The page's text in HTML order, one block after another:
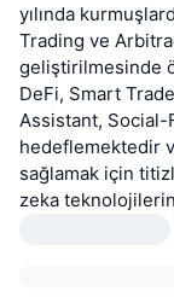
yılında
Trading ve
geliştirilmesinde
DeFi, Smart
Assistant, Social-
hedeflemektedir
sağlamak için
zeka